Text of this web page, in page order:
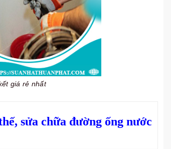
giá rẻ nhất
sửa chữa đường ống nước